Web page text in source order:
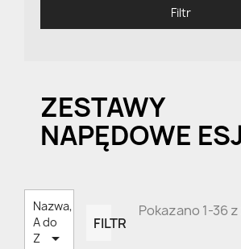
Filtr
ZESTAWY
NAPĘDOWE
Nazwa,
A do
Z

FILTR
Pokazano 1-36